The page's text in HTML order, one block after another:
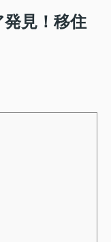
見！移住